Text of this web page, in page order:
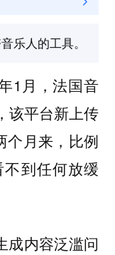
乐人的工具。
1月，法国音
该平台新上传
个月来，比例
不到任何放缓
成内容泛滥问